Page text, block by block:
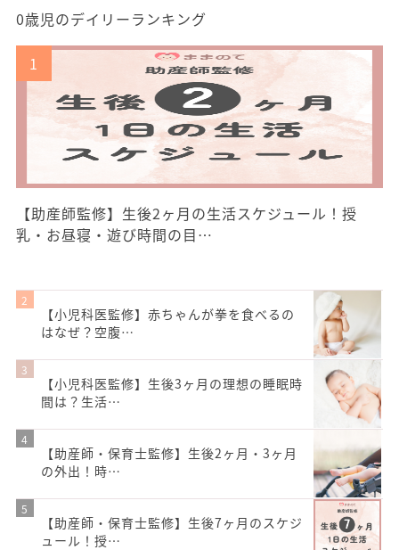
0歳児のデイリーランキング
【助産師監修】生後2ヶ月の生活スケジュール！授
乳・お昼寝・遊び時間の目…
【小児科医監修】赤ちゃんが拳を食べるの
はなぜ？空腹…
【小児科医監修】生後3ヶ月の理想の睡眠時
間は？生活…
【助産師・保育士監修】生後2ヶ月・3ヶ月
の外出！時…
【助産師・保育士監修】生後7ヶ月のスケジ
ュール！授…